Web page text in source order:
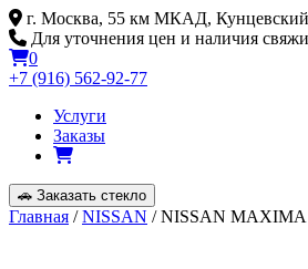
Skip
to
content
г. Москва, 55 км МКАД,
Для уточнения цен и наличия
0
+7 (916) 562-92-77
Услуги
Заказы
🚗 Заказать стекло
Главная /NISSAN / NISSAN